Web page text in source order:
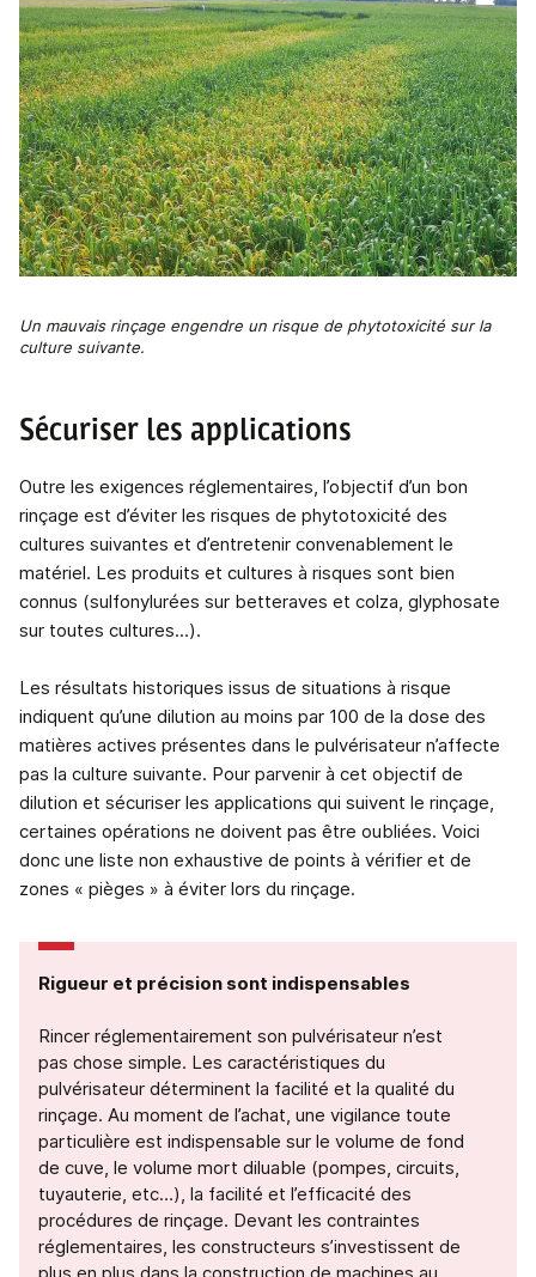
Un mauvais rinçage engendre un risque de phytotoxicité sur la
culture suivante.
Sécuriser les applications
Outre les exigences réglementaires, l’objectif d’un bon
rinçage est d’éviter les risques de phytotoxicité des
cultures suivantes et d’entretenir convenablement le
matériel. Les produits et cultures à risques sont bien
connus (sulfonylurées sur betteraves et colza, glyphosate
sur toutes cultures...).
Les résultats historiques issus de situations à risque
indiquent qu’une dilution au moins par 100 de la dose des
matières actives présentes dans le pulvérisateur n’affecte
pas la culture suivante. Pour parvenir à cet objectif de
dilution et sécuriser les applications qui suivent le rinçage,
certaines opérations ne doivent pas être oubliées. Voici
donc une liste non exhaustive de points à vérifier et de
zones « pièges » à éviter lors du rinçage.
Rigueur et précision sont indispensables
Rincer réglementairement son pulvérisateur n’est
pas chose simple. Les caractéristiques du
pulvérisateur déterminent la facilité et la qualité du
rinçage. Au moment de l’achat, une vigilance toute
particulière est indispensable sur le volume de fond
de cuve, le volume mort diluable (pompes, circuits,
tuyauterie, etc…), la facilité et l’efficacité des
procédures de rinçage. Devant les contraintes
réglementaires, les constructeurs s’investissent de